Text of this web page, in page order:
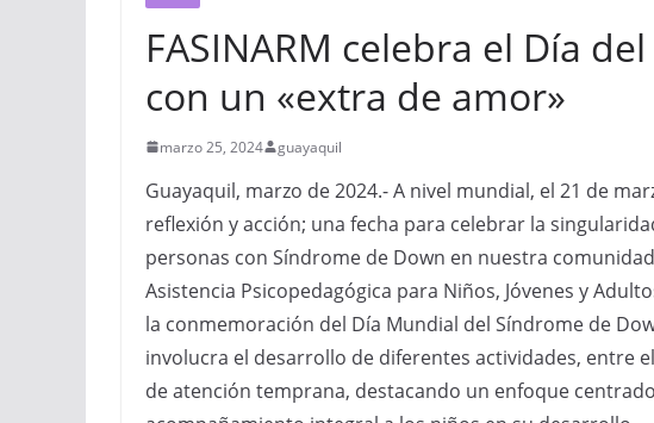
FASINARM celebra el Día
con un «extra de amor»
marzo 25, 2024 guayaquil
Guayaquil, marzo de 2024.- A nivel mundial, el 21 de
reflexión y acción; una fecha para celebrar la
personas con Síndrome de Down en nuestra
Asistencia Psicopedagógica para Niños, Jóvenes y
la conmemoración del Día Mundial del Síndrome de
involucra el desarrollo de diferentes actividades, entre
de atención temprana, destacando un enfoque